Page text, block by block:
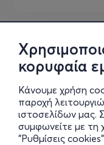
κορυφαία
Κάνουμε χρήση
παροχή
ιστοσελίδων μας.
συμφωνείτε με τη
"Ρυθμίσεις